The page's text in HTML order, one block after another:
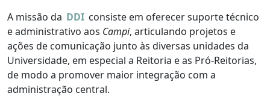
A missão da DDI consiste em oferecer suporte técnico
e administrativo aos Campi, articulando projetos e
ações de comunicação junto às diversas unidades da
Universidade, em especial a Reitoria e as Pró-Reitorias,
de modo a promover maior integração com a
administração central.